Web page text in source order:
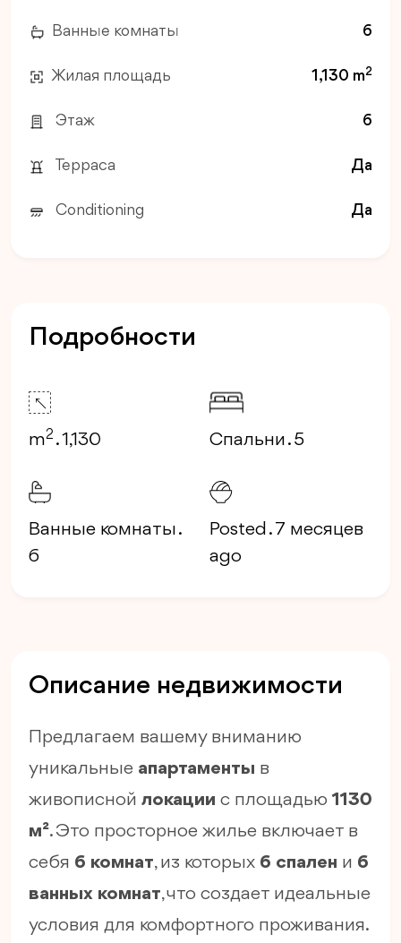
Ванные комнаты 6
Жилая площадь 1,130 m2
Этаж 6
Терраса Да
Conditioning Да
Подробности
m2 . 1,130 Спальни . 5
Ванные комнаты .
6
Posted . 7 месяцев
ago
Описание недвижимости
Предлагаем вашему вниманию
уникальные апартаменты в
живописной локации с площадью 1130
м². Это просторное жилье включает в
себя 6 комнат, из которых 6 спален и 6
ванных комнат, что создает идеальные
условия для комфортного проживания.